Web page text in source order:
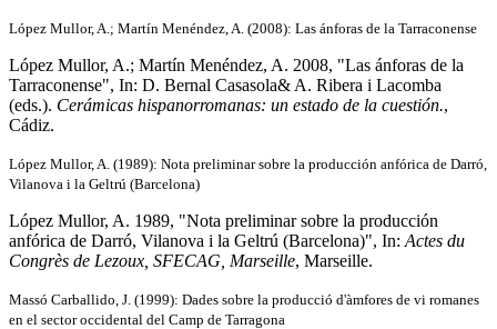
López Mullor, A.; Martín Menéndez, A. (2008): Las ánforas de la Tarraconense
López Mullor, A.; Martín Menéndez, A. 2008, "Las ánforas de la
Tarraconense", In: D. Bernal Casasola& A. Ribera i Lacomba
(eds.). Cerámicas hispanorromanas: un estado de la cuestión.,
Cádiz.
López Mullor, A. (1989): Nota preliminar sobre la producción anfórica de Darró,
Vilanova i la Geltrú (Barcelona)
López Mullor, A. 1989, "Nota preliminar sobre la producción
anfórica de Darró, Vilanova i la Geltrú (Barcelona)", In: Actes du
Congrès de Lezoux, SFECAG, Marseille, Marseille.
Massó Carballido, J. (1999): Dades sobre la producció d'àmfores de vi romanes
en el sector occidental del Camp de Tarragona